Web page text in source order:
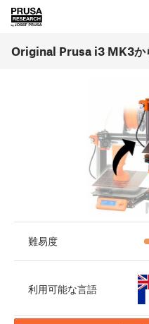
Original Prusa i3 MK3か
難易度
利用可能な言語